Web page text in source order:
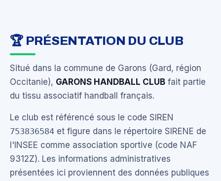
🏆 PRÉSENTATION DU CLUB
Situé dans la commune de Garons (Gard, région
Occitanie), GARONS HANDBALL CLUB fait partie
du tissu associatif handball français.
Le club est référencé sous le code SIREN
753836584 et figure dans le répertoire SIRENE de
l'INSEE comme association sportive (code NAF
9312Z). Les informations administratives
présentées ici proviennent des données publiques